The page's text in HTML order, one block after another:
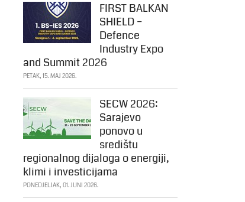
FIRST BALKAN
SHIELD –
Defence
Industry Expo
and Summit 2026
PETAK, 15. MAJ 2026.
SECW 2026:
Sarajevo
ponovo u
središtu
regionalnog dijaloga o energiji,
klimi i investicijama
PONEDJELJAK, 01. JUNI 2026.